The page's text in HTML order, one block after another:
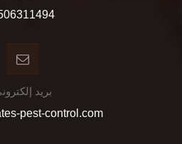
بريد
pest-control.com